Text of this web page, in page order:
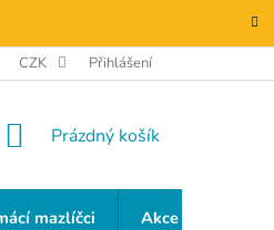
CZK Přihlášení
NÁKUPNÍ
Prázdný košík
mazlíčci Akce a slevy